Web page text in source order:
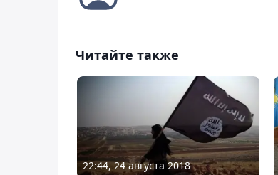
Читайте также
22:44, 24 августа 2018